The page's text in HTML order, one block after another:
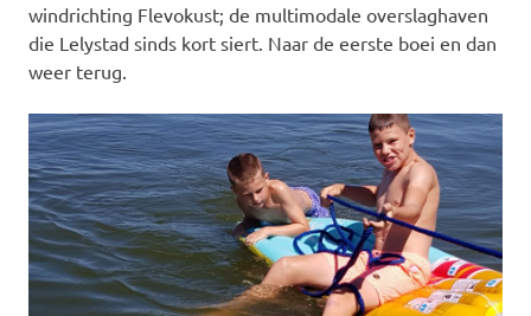
windrichting Flevokust; de multimodale overslaghaven
die Lelystad sinds kort siert. Naar de eerste boei en dan
weer terug.